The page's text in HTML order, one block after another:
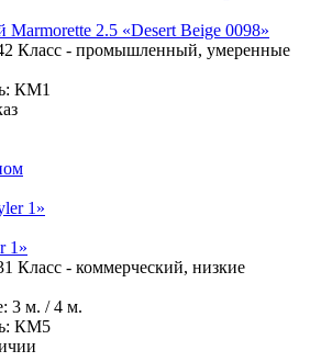
2.5 «Desert Beige 0098»
Класс - промышленный, умеренные
КМ1
1»
Класс - коммерческий, низкие
3 м. / 4 м.
КМ5